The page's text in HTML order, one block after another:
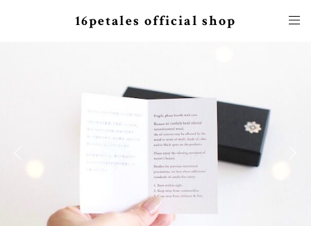
16petales official shop